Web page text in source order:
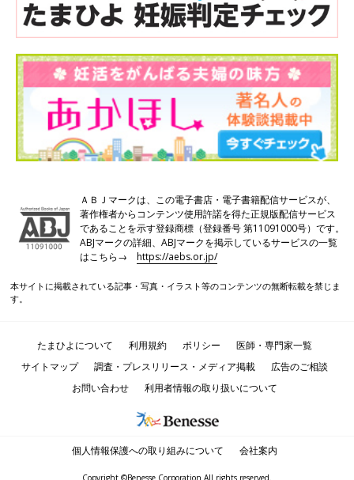
ＡＢＪマークは、この電子書店・電子書籍配信サービスが、
著作権者からコンテンツ使用許諾を得た正規版配信サービス
であることを示す登録商標（登録番号 第11091000号）です。
ABJマークの詳細、ABJマークを掲示しているサービスの一覧
はこちら→https://aebs.or.jp/
本サイトに掲載されている記事・写真・イラスト等のコンテンツの無断転載を禁じま
す。
たまひよについて 利用規約 ポリシー
医師・専門家一覧
サイトマップ
調査・プレスリリース・メディア掲載
広告のご相談
お問い合わせ
利用者情報の取り扱いについて
個人情報保護への取り組みについて 会社案内